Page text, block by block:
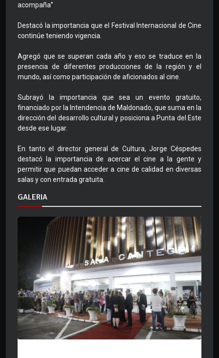
acompaña”
Destacó la importancia que el Festival Internacional de Cine
continúe teniendo vigencia.
Agregó que se superan cada año y eso se traduce en la
presencia de diferentes producciones de la región y el
mundo, así como participación de aficionados al cine.
Subrayó la importancia que sea un evento gratuito,
financiado por la Intendencia de Maldonado, que suma en la
dirección del desarrollo cultural y posiciona a Punta del Este
desde ese lugar.
En tanto el director general de Cultura, Jorge Céspedes
destacó la importancia de acercar el cine a la gente y
permitir que puedan acceder a cine de calidad en diversas
salas y con entrada gratuita.
GALERIA